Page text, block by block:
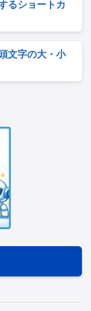
るショートカ
文字の大・小